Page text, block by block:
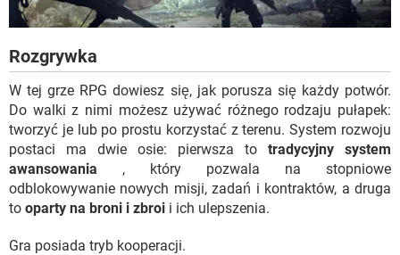
Rozgrywka
W tej grze RPG dowiesz się, jak porusza się każdy potwór.
Do walki z nimi możesz używać różnego rodzaju pułapek:
tworzyć je lub po prostu korzystać z terenu. System rozwoju
postaci ma dwie osie: pierwsza to tradycyjny system
awansowania , który pozwala na stopniowe
odblokowywanie nowych misji, zadań i kontraktów, a druga
to oparty na broni i zbroi i ich ulepszenia.
Gra posiada tryb kooperacji.